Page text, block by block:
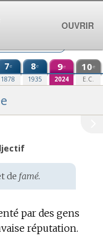
7e
1878
8e
1935
9e
2024
10e
E.C.
de famé.
par des gens
réputation.
OUVRIR